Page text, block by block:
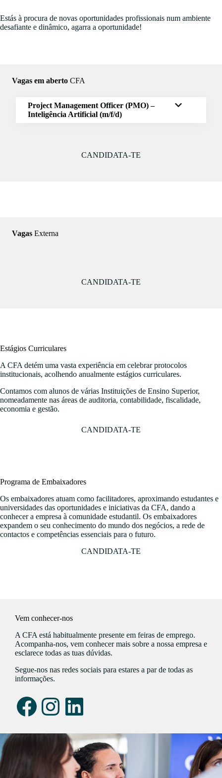
Estás à procura de novas oportunidades profissionais num ambiente
desafiante e dinâmico, agarra a oportunidade!
Vagas em aberto CFA
Project Management Officer (PMO) –
Inteligência Artificial (m/f/d)
CANDIDATA-TE
Vagas Externa
CANDIDATA-TE
Estágios Curriculares
A CFA detém uma vasta experiência em celebrar protocolos
institucionais, acolhendo anualmente estágios curriculares.
Contamos com alunos de várias Instituições de Ensino Superior,
nomeadamente nas áreas de auditoria, contabilidade, fiscalidade,
economia e gestão.
CANDIDATA-TE
Programa de Embaixadores
Os embaixadores atuam como facilitadores, aproximando estudantes e
universidades das oportunidades e iniciativas da CFA, dando a
conhecer a empresa à comunidade estudantil. Os embaixadores
expandem o seu conhecimento do mundo dos negócios, a rede de
contactos e competências essenciais para o futuro.
CANDIDATA-TE
Vem conhecer-nos
A CFA está habitualmente presente em feiras de emprego.
Acompanha-nos, vem conhecer mais sobre a nossa empresa e
esclarece todas as tuas dúvidas.
Segue-nos nas redes sociais para estares a par de todas as
informações.
Facebook
Instagram
LinkedIn